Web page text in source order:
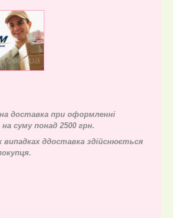
доставка при оформленні
суму понад 2500 грн.
випадках ддоставка здійснюється